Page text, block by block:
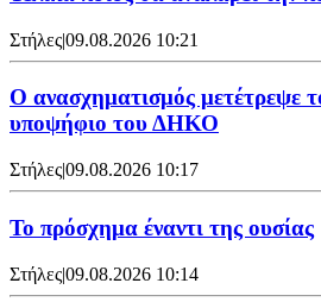
Στήλες|09.08.2026 10:21
Ο ανασχηματισμός μετέτρεψε
υποψήφιο του ΔΗΚΟ
Στήλες|09.08.2026 10:17
Το πρόσχημα έναντι της ουσίας
Στήλες|09.08.2026 10:14